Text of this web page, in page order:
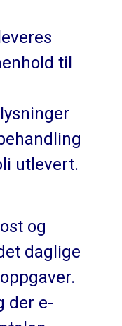
til
utlevert.
og
daglige
der e-